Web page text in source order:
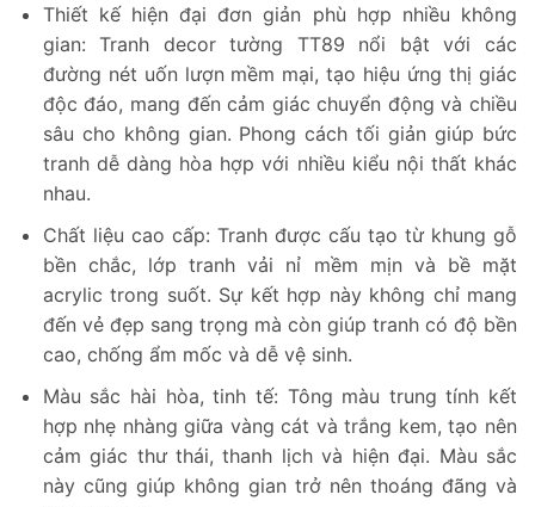
Thiết kế hiện đại đơn giản phù hợp nhiều không
gian: Tranh decor tường TT89 nổi bật với các
đường nét uốn lượn mềm mại, tạo hiệu ứng thị giác
độc đáo, mang đến cảm giác chuyển động và chiều
sâu cho không gian. Phong cách tối giản giúp bức
tranh dễ dàng hòa hợp với nhiều kiểu nội thất khác
nhau.
Chất liệu cao cấp: Tranh được cấu tạo từ khung gỗ
bền chắc, lớp tranh vải nỉ mềm mịn và bề mặt
acrylic trong suốt. Sự kết hợp này không chỉ mang
đến vẻ đẹp sang trọng mà còn giúp tranh có độ bền
cao, chống ẩm mốc và dễ vệ sinh.
Màu sắc hài hòa, tinh tế: Tông màu trung tính kết
hợp nhẹ nhàng giữa vàng cát và trắng kem, tạo nên
cảm giác thư thái, thanh lịch và hiện đại. Màu sắc
này cũng giúp không gian trở nên thoáng đãng và